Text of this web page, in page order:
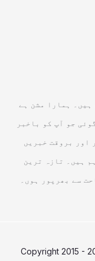
ہیں۔ ہمارا مشن ہے
جو آپ کو باخبر
اور بروقت خبریں
ہیں۔ تازہ ترین
سے بھرپور ہوں۔
© Copyright 2015 -